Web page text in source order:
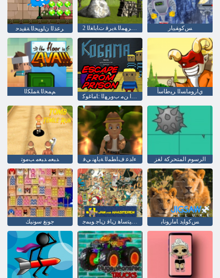
ﺮﻋﺬﻟﺍ ﻥﺍﻮﻴﺤﻟﺍ ﺔﻘﻳﺪﺣ 2 ﺔﻘﻠﺤﻟﺍ ﺏﺮﻬﻤﻟﺍ ﺔﻳﺮﻗ ﺕﺎﺑﺎﻐﻟﺍ ﺲﻛﻮﻔﻴﻳﺍﺭ
ﻢﻤﺤﻟﺍ ﺔﻤﻠﻜﻟﺍ
ﻦﺠﺴﻟﺍ ﻦﻣ ﺏﻭﺮﻬﻟﺍ :ﺎﻣﺎﻏﻮﻛ
ﻱﺍﺭﻮﻣﺎﺴﻟﺍ ﺮﻴﻃﺎﺳﺃ
ﺪﺒﻌﻣ ﺪﺒﻌﻣ ﺐﻣﻮﺗ ءﺍﺪﻋ ﻑﺎﻄﻤﻟﺍ ﺔﻳﺎﻬﻧ ﻲﻓ الرسوم المتحركة لغز
جونغ سونيك ﻥﺮﻴﺘﺳﺎﻫ ﻥﺎﻓ ﻥﺎﺟ ﻮﺒﻤﺟ ﺲﻛﻮﻠﻳﺩ ﺎﻣﺍﺭﻮﻧﺎﺑ